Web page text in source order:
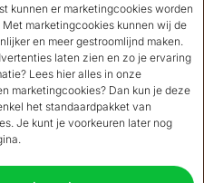
Online
mee
dan
graag.
kunnen er marketingcookies worden
marketingcookies kunnen wij de
en meer gestroomlijnd maken.
laten zien en zo je ervaring
Lees hier alles in onze
marketingcookies? Dan kun je deze
het standaardpakket van
Je kunt je voorkeuren later nog